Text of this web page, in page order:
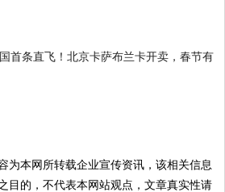
为本网所转载企业宣传资讯，该相关信息
目的，不代表本网站观点，文章真实性请